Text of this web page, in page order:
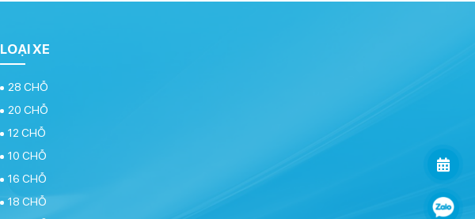
LOẠI XE
28 CHỖ
20 CHỖ
12 CHỖ
10 CHỖ
16 CHỖ
18 CHỖ